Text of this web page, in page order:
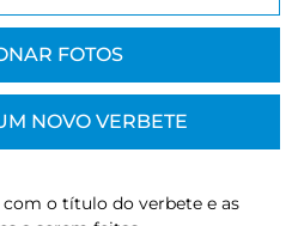
FOTOS
NOVO VERBETE
o título do verbete e as